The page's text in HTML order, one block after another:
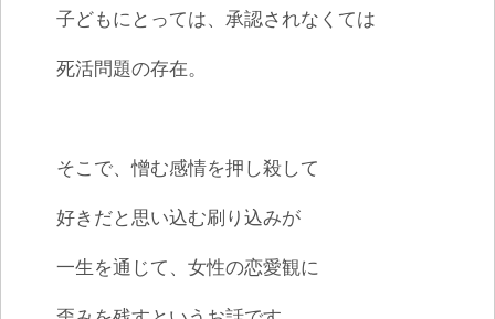
子どもにとっては、承認されなくては
死活問題の存在。
そこで、憎む感情を押し殺して
好きだと思い込む刷り込みが
一生を通じて、女性の恋愛観に